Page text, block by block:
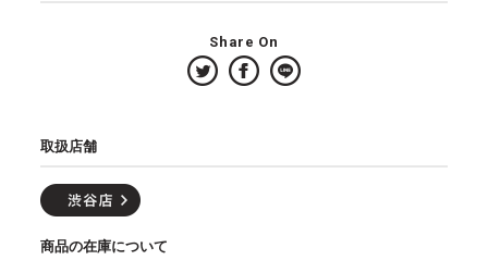
Share On
取扱店舗
商品の在庫について